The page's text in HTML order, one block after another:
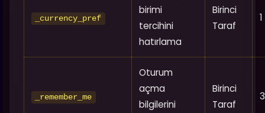
_currency_pref
birimi
tercihini
hatırlama
Birinci
Taraf
_remember_me
Oturum
açma
bilgilerini
Birinci
Taraf